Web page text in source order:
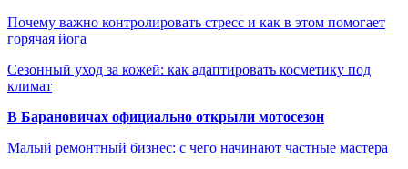
Почему важно контролировать стресс и как в этом помогает
горячая йога
Сезонный уход за кожей: как адаптировать косметику под
климат
В Барановичах официально открыли мотосезон
Малый ремонтный бизнес: с чего начинают частные мастера